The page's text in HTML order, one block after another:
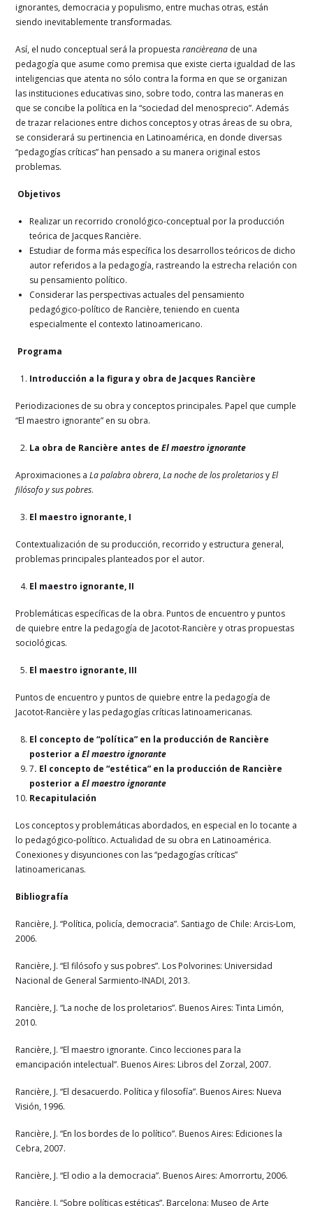
ignorantes, democracia y populismo, entre muchas otras, están
siendo inevitablemente transformadas.
Así, el nudo conceptual será la propuestarancièreana de una
pedagogía que asume como premisa que existe cierta igualdad de las
inteligencias que atenta no sólo contra la forma en que se organizan
las instituciones educativas sino, sobre todo, contra las maneras en
que se concibe la política en la “sociedad del menosprecio”. Además
de trazar relaciones entre dichos conceptos y otras áreas de su obra,
se considerará su pertinencia en Latinoamérica, en donde diversas
“pedagogías críticas” han pensado a su manera original estos
problemas.
Objetivos
Realizar un recorrido cronológico-conceptual por la producción
teórica de Jacques Rancière.
Estudiar de forma más específica los desarrollos teóricos de dicho
autor referidos a la pedagogía, rastreando la estrecha relación con
su pensamiento político.
Considerar las perspectivas actuales del pensamiento
pedagógico-político de Rancière, teniendo en cuenta
especialmente el contexto latinoamericano.
Programa
Introducción a la figura y obra de Jacques Rancière
Periodizaciones de su obra y conceptos principales. Papel que cumple
“El maestro ignorante” en su obra.
La obra de Rancière antes deEl maestro ignorante
Aproximaciones aLa palabra obrera,La noche de los proletariosyEl
filósofo y sus pobres.
El maestro ignorante, I
Contextualización de su producción, recorrido y estructura general,
problemas principales planteados por el autor.
El maestro ignorante, II
Problemáticas específicas de la obra. Puntos de encuentro y puntos
de quiebre entre la pedagogía de Jacotot-Rancière y otras propuestas
sociológicas.
El maestro ignorante, III
Puntos de encuentro y puntos de quiebre entre la pedagogía de
Jacotot-Rancière y las pedagogías críticas latinoamericanas.
El concepto de “política” en la producción de Rancière
posterior aEl maestro ignorante
7. El concepto de “estética” en la producción de Rancière
posterior aEl maestro ignorante
Recapitulación
Los conceptos y problemáticas abordados, en especial en lo tocante a
lo pedagógico-político. Actualidad de su obra en Latinoamérica.
Conexiones y disyunciones con las “pedagogías críticas”
latinoamericanas.
Bibliografía
Rancière, J. “Política, policía, democracia”. Santiago de Chile: Arcis-Lom,
2006.
Rancière, J. “El filósofo y sus pobres”. Los Polvorines: Universidad
Nacional de General Sarmiento-INADI, 2013.
Rancière, J. “La noche de los proletarios”. Buenos Aires: Tinta Limón,
2010.
Rancière, J. “El maestro ignorante. Cinco lecciones para la
emancipación intelectual”. Buenos Aires: Libros del Zorzal, 2007.
Rancière, J. “El desacuerdo. Política y filosofía”. Buenos Aires: Nueva
Visión, 1996.
Rancière, J. “En los bordes de lo político”. Buenos Aires: Ediciones la
Cebra, 2007.
Rancière, J. “El odio a la democracia”. Buenos Aires: Amorrortu, 2006.
Rancière, J. “Sobre políticas estéticas”. Barcelona: Museo de Arte